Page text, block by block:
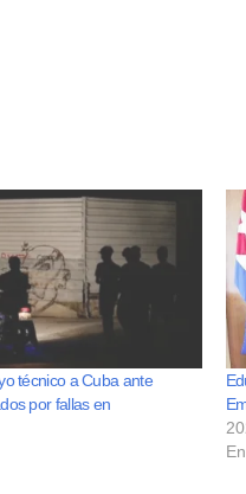
técnico a Cuba ante
por fallas en